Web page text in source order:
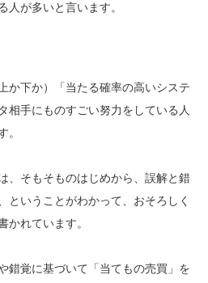
人が多いと言います。
か下か）「当たる確率の高いシステ
相手にものすごい努力をしている人
。
、そもそものはじめから、誤解と錯
ということがわかって、おそろしく
かれています。
錯覚に基づいて「当てもの売買」を